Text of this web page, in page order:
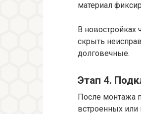
материал
В новостройках
скрыть
долговечные.
Этап 4.
После монтажа
встроенных или